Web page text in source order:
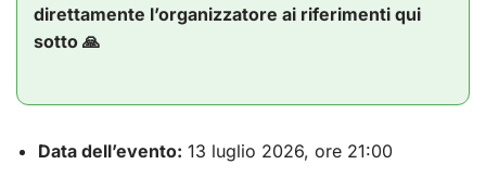
direttamente l’organizzatore ai riferimenti qui
sotto 🙏
Data dell’evento: 13 luglio 2026, ore 21:00